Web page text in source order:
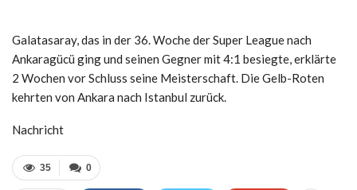
Galatasaray, das in der 36. Woche der Super League nach
Ankaragücü ging und seinen Gegner mit 4:1 besiegte, erklärte
2 Wochen vor Schluss seine Meisterschaft. Die Gelb-Roten
kehrten von Ankara nach Istanbul zurück.
Nachricht
0
35